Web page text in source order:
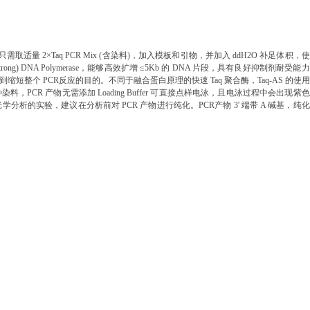
取适量 2×Taq PCR Mix (含染料)，加入模板和引物，并加入 ddH2O 补足体积，
DNA Polymerase，能够高效扩增 ≤5Kb 的 DNA 片段，具有良好抑制剂耐受能
短整个 PCR反应的目的。不同于融合蛋白原理的快速 Taq 聚合酶，Taq-AS 的使
料，PCR 产物无需添加 Loading Buffer 可直接点样电泳，且电泳过程中会出现紫
分析的实验，建议在分析前对 PCR 产物进行纯化。PCR产物 3' 端带 A 碱基，纯